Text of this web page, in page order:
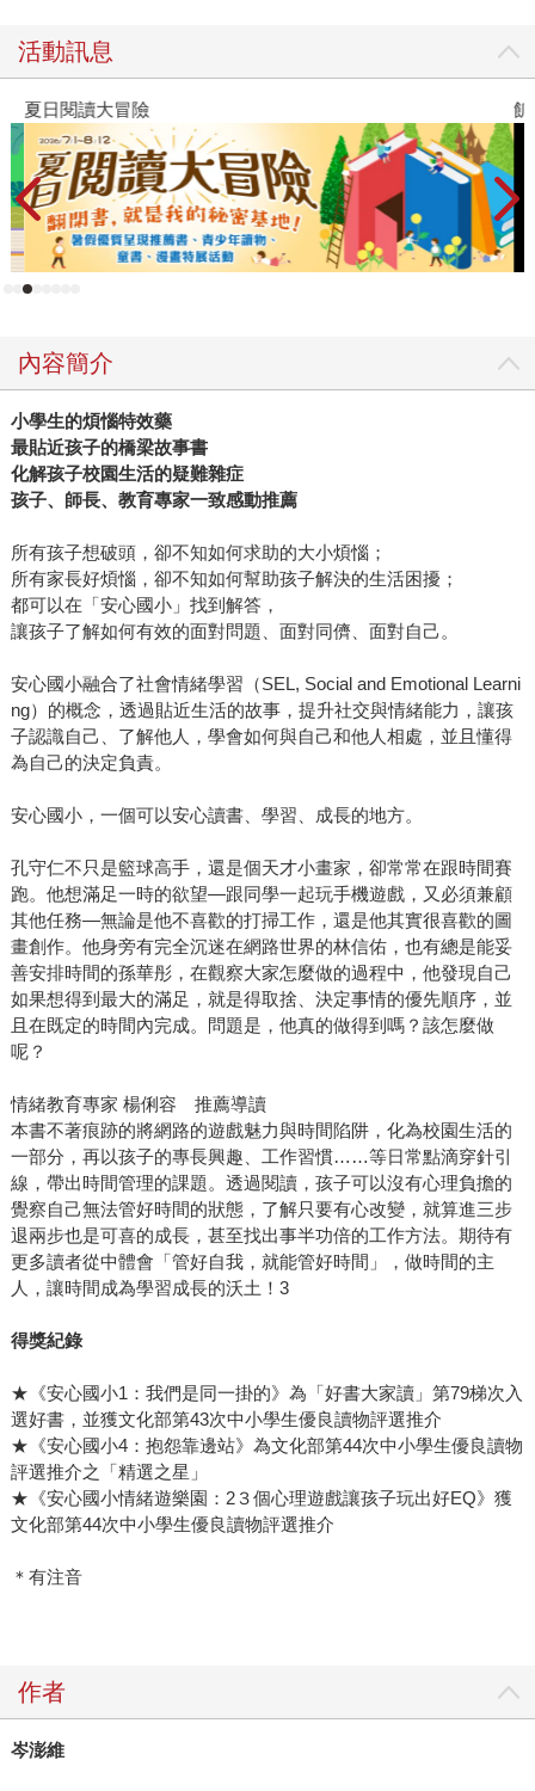
活動訊息
夏日閱讀大冒險 飢
內容簡介
小學生的煩惱特效藥
最貼近孩子的橋梁故事書
化解孩子校園生活的疑難雜症
孩子、師長、教育專家一致感動推薦
所有孩子想破頭，卻不知如何求助的大小煩惱；
所有家長好煩惱，卻不知如何幫助孩子解決的生活困擾；
都可以在「安心國小」找到解答，
讓孩子了解如何有效的面對問題、面對同儕、面對自己。
安心國小融合了社會情緒學習（SEL, Social and Emotional Learni
ng）的概念，透過貼近生活的故事，提升社交與情緒能力，讓孩
子認識自己、了解他人，學會如何與自己和他人相處，並且懂得
為自己的決定負責。
安心國小，一個可以安心讀書、學習、成長的地方。
孔守仁不只是籃球高手，還是個天才小畫家，卻常常在跟時間賽
跑。他想滿足一時的欲望—跟同學一起玩手機遊戲，又必須兼顧
其他任務—無論是他不喜歡的打掃工作，還是他其實很喜歡的圖
畫創作。他身旁有完全沉迷在網路世界的林信佑，也有總是能妥
善安排時間的孫華彤，在觀察大家怎麼做的過程中，他發現自己
如果想得到最大的滿足，就是得取捨、決定事情的優先順序，並
且在既定的時間內完成。問題是，他真的做得到嗎？該怎麼做
呢？
情緒教育專家 楊俐容 推薦導讀
本書不著痕跡的將網路的遊戲魅力與時間陷阱，化為校園生活的
一部分，再以孩子的專長興趣、工作習慣……等日常點滴穿針引
線，帶出時間管理的課題。透過閱讀，孩子可以沒有心理負擔的
覺察自己無法管好時間的狀態，了解只要有心改變，就算進三步
退兩步也是可喜的成長，甚至找出事半功倍的工作方法。期待有
更多讀者從中體會「管好自我，就能管好時間」，做時間的主
人，讓時間成為學習成長的沃土！3
得獎紀錄
★《安心國小1：我們是同一掛的》為「好書大家讀」第79梯次入
選好書，並獲文化部第43次中小學生優良讀物評選推介
★《安心國小4：抱怨靠邊站》為文化部第44次中小學生優良讀物
評選推介之「精選之星」
★《安心國小情緒遊樂園：2３個心理遊戲讓孩子玩出好EQ》獲
文化部第44次中小學生優良讀物評選推介
＊有注音
作者
岑澎維